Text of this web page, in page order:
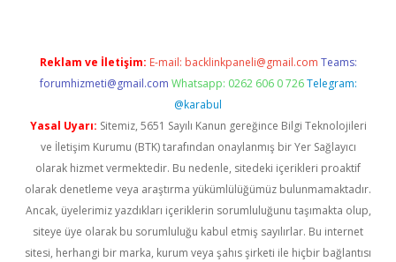
Reklam ve İletişim: E-mail: backlinkpaneli@gmail.com Teams:
forumhizmeti@gmail.com Whatsapp: 0262 606 0 726 Telegram:
@karabul
Yasal Uyarı: Sitemiz, 5651 Sayılı Kanun gereğince Bilgi Teknolojileri
ve İletişim Kurumu (BTK) tarafından onaylanmış bir Yer Sağlayıcı
olarak hizmet vermektedir. Bu nedenle, sitedeki içerikleri proaktif
olarak denetleme veya araştırma yükümlülüğümüz bulunmamaktadır.
Ancak, üyelerimiz yazdıkları içeriklerin sorumluluğunu taşımakta olup,
siteye üye olarak bu sorumluluğu kabul etmiş sayılırlar. Bu internet
sitesi, herhangi bir marka, kurum veya şahıs şirketi ile hiçbir bağlantısı